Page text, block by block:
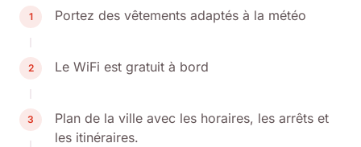
1 Portez des vêtements adaptés à la météo
2 Le WiFi est gratuit à bord
3
Plan de la ville avec les horaires, les arrêts et
les itinéraires.